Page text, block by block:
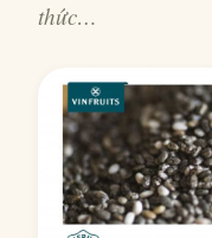
thức…